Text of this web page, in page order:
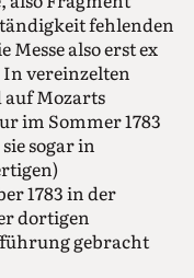
fehlenden
Messe also erst ex
vereinzelten
auf Mozarts
im Sommer 1783
sogar in
1783 in der
dortigen
gebracht